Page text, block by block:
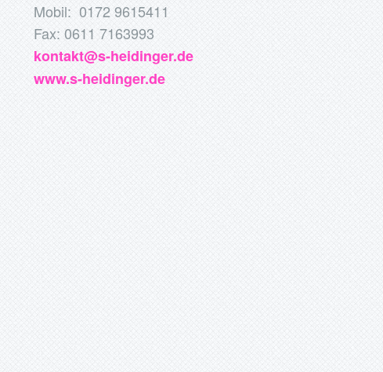
Mobil: 0172 9615411
Fax: 0611 7163993
kontakt@s-heidinger.de
www.s-heidinger.de